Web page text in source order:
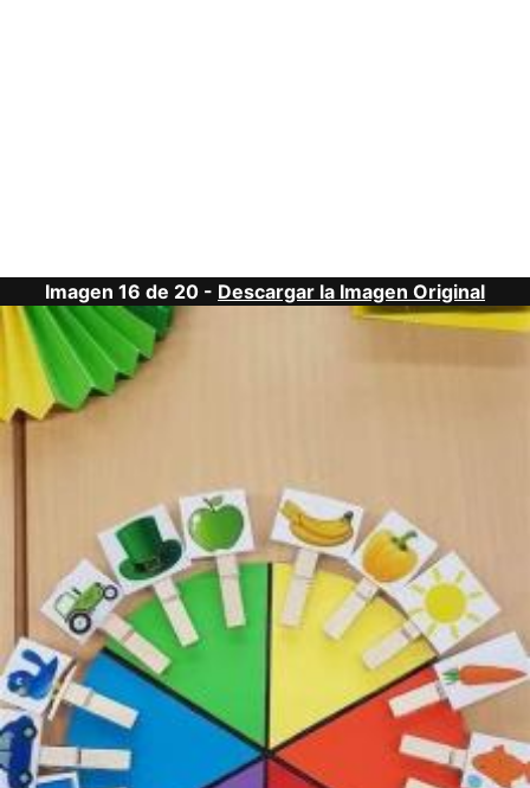
Imagen 16 de 20 - Descargar la Imagen Original